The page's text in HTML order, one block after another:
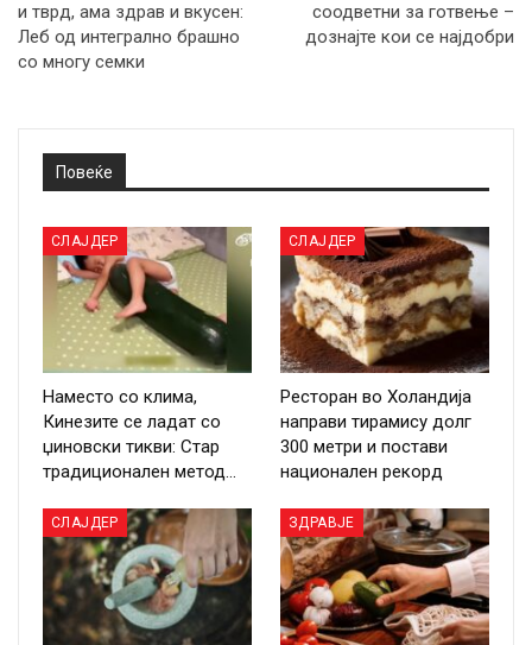
и тврд, ама здрав и вкусен:
Леб од интегрално брашно
со многу семки
соодветни за готвење –
дознајте кои се најдобри
Повеќе
СЛАЈДЕР
Наместо со клима,
Кинезите се ладат со
џиновски тикви: Стар
традиционален метод…
СЛАЈДЕР
Ресторан во Холандија
направи тирамису долг
300 метри и постави
национален рекорд
СЛАЈДЕР ЗДРАВЈЕ